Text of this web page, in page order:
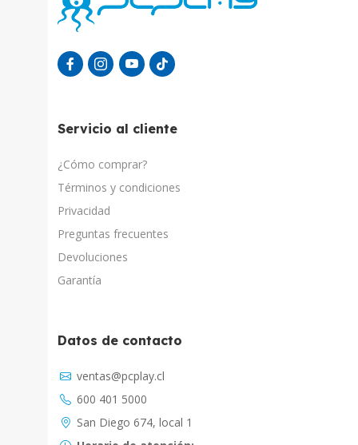
Servicio al cliente
¿Cómo comprar?
Términos y condiciones
Privacidad
Preguntas frecuentes
Devoluciones
Garantía
Datos de contacto
ventas@pcplay.cl
600 401 5000
San Diego 674, local 1
Chat con IA
PcPlay Santiago / Web
Hola soy Freddy, en que puedo ayudarte...